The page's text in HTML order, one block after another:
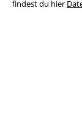
findest du hier